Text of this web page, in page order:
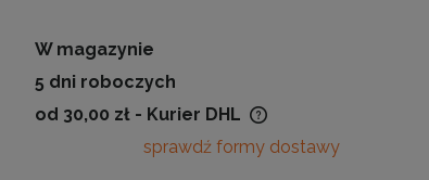
W magazynie
5 dni roboczych
od 30,00 zł - Kurier DHL
sprawdź formy dostawy